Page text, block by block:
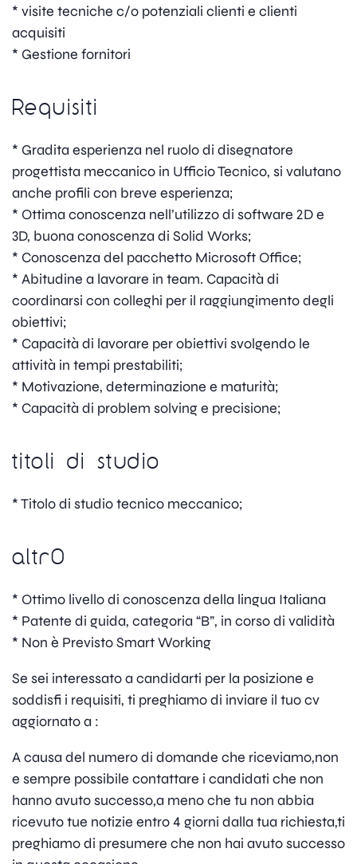
* visite tecniche c/o potenziali clienti e clienti
acquisiti
* Gestione fornitori
Requisiti
* Gradita esperienza nel ruolo di disegnatore
progettista meccanico in Ufficio Tecnico, si valutano
anche profili con breve esperienza;
* Ottima conoscenza nell’utilizzo di software 2D e
3D, buona conoscenza di Solid Works;
* Conoscenza del pacchetto Microsoft Office;
* Abitudine a lavorare in team. Capacità di
coordinarsi con colleghi per il raggiungimento degli
obiettivi;
* Capacità di lavorare per obiettivi svolgendo le
attività in tempi prestabiliti;
* Motivazione, determinazione e maturità;
* Capacità di problem solving e precisione;
titoli di studio
* Titolo di studio tecnico meccanico;
altrO
* Ottimo livello di conoscenza della lingua Italiana
* Patente di guida, categoria “B”, in corso di validità
* Non è Previsto Smart Working
Se sei interessato a candidarti per la posizione e
soddisfi i requisiti, ti preghiamo di inviare il tuo cv
aggiornato a :
A causa del numero di domande che riceviamo,non
e sempre possibile contattare i candidati che non
hanno avuto successo,a meno che tu non abbia
ricevuto tue notizie entro 4 giorni dalla tua richiesta,ti
preghiamo di presumere che non hai avuto successo